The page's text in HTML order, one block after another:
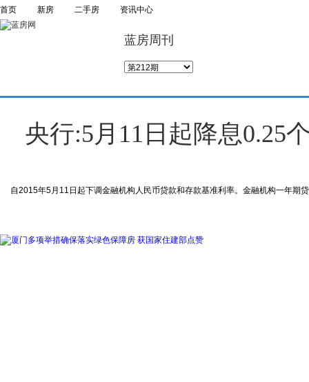
首页 新房 二手房 资讯中心
蓝房周刊
央行:5月11日起降息0.25
自2015年5月11日起下调金融机构人民币贷款和存款基准利率。金融机构一年